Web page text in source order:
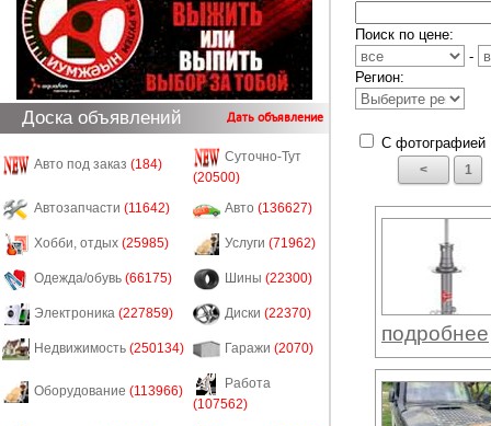
Доска объявлений Дать объявление
Авто под заказ (184)
Суточно-Тут
(20500)
Автозапчасти (11642) Авто (136627)
Хобби, отдых (25985) Услуги (71962)
Одежда/обувь (66175) Шины (22300)
Электроника (227859) Диски (22370)
Недвижимость (250134) Гаражи (2070)
Оборудование (113966)
Работа
(107562)
Поиск по цене:
-
Регион:
С фотографией
< 1
подробнее